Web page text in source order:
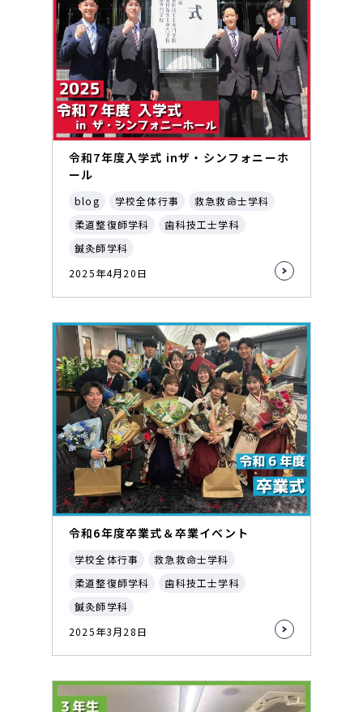
令和7年度入学式 inザ・シンフォニーホ
ール
blog 学校全体行事
救急救命士学科
柔道整復師学科
歯科技工士学科
鍼灸師学科
2025年4月20日
令和6年度卒業式＆卒業イベント
学校全体行事
救急救命士学科
柔道整復師学科
歯科技工士学科
鍼灸師学科
2025年3月28日